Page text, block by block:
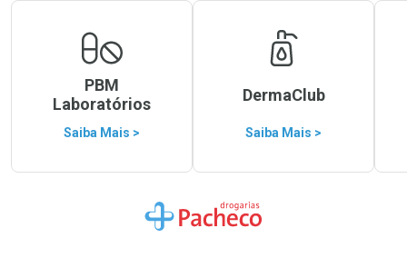
PBM
Laboratórios
Saiba Mais >
DermaClub
Saiba Mais >
Ir para a Home